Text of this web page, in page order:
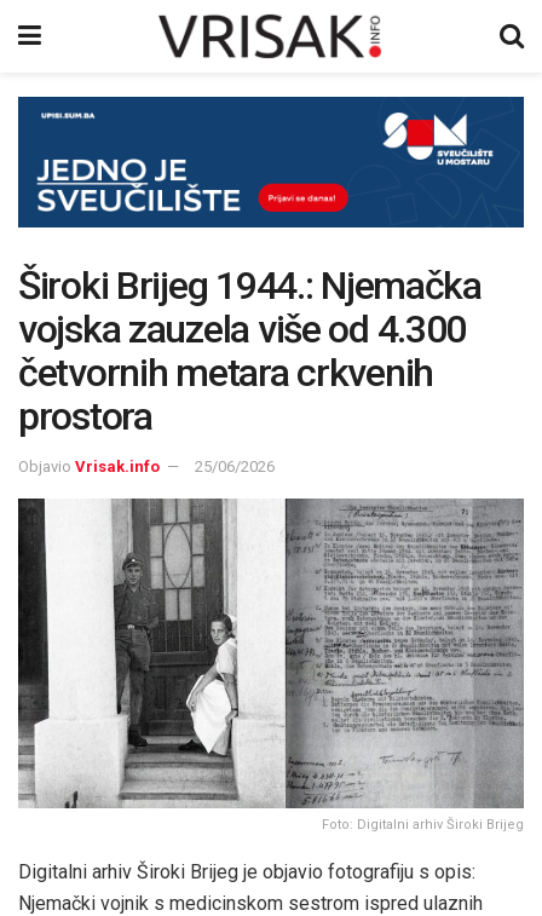
Široki Brijeg 1944.: Njemačka
vojska zauzela više od 4.300
četvornih metara crkvenih
prostora
Objavio Vrisak.info 25/06/2026
Foto: Digitalni arhiv Široki Brijeg
Digitalni arhiv Široki Brijeg je objavio fotografiju s opis:
Njemački vojnik s medicinskom sestrom ispred ulaznih